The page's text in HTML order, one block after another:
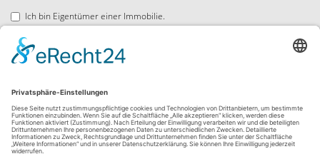
Ich bin Eigentümer einer Immobilie.
* Pflichtfelder